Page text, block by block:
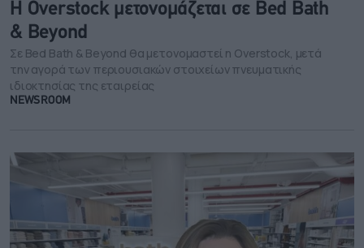
Η Overstock μετονομάζεται σε Bed Bath
& Beyond
Σε Bed Bath & Beyond θα μετονομαστεί η Overstock, μετά
την αγορά των περιουσιακών στοιχείων πνευματικής
ιδιοκτησίας της εταιρείας
NEWSROOM